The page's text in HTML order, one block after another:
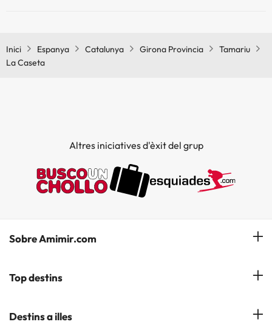
Inici Espanya Catalunya Girona Provincia
Tamariu
La Caseta
Altres iniciatives d'èxit del grup
Sobre Amimir.com
¿Qui som?
Opinions
Top destins
Hotels a Salou
Destins a illes